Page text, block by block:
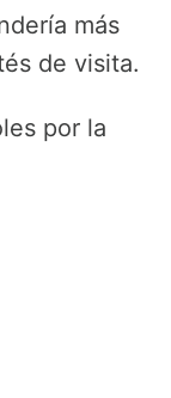
más
de visita.
por la